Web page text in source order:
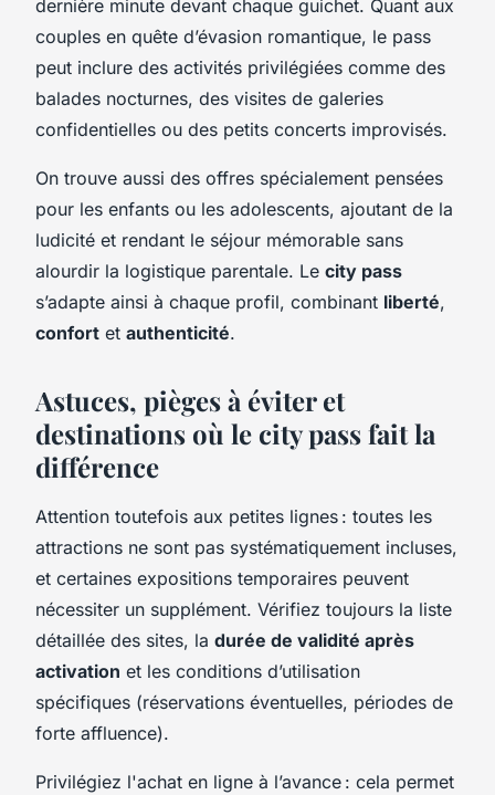
dernière minute devant chaque guichet. Quant aux
couples en quête d’évasion romantique, le pass
peut inclure des activités privilégiées comme des
balades nocturnes, des visites de galeries
confidentielles ou des petits concerts improvisés.
On trouve aussi des offres spécialement pensées
pour les enfants ou les adolescents, ajoutant de la
ludicité et rendant le séjour mémorable sans
alourdir la logistique parentale. Le city pass
s’adapte ainsi à chaque profil, combinant liberté,
confort et authenticité.
Astuces, pièges à éviter et
destinations où le city pass fait la
différence
Attention toutefois aux petites lignes : toutes les
attractions ne sont pas systématiquement incluses,
et certaines expositions temporaires peuvent
nécessiter un supplément. Vérifiez toujours la liste
détaillée des sites, la durée de validité après
activation et les conditions d’utilisation
spécifiques (réservations éventuelles, périodes de
forte affluence).
Privilégiez l'achat en ligne à l’avance : cela permet